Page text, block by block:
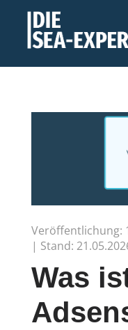
Veröffentlichung:
| Stand:
Was